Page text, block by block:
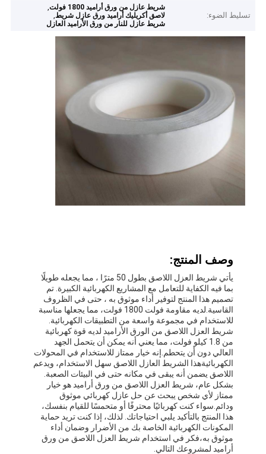
تسليط الضوء:
شريط عازل من ورق أراميد 1800 فولت ,
لاصق أكريليك أراميد ورق عازل شريط,
شريط عازل للنار من ورق الأراميد العازل
وصف المنتج:
يأتي شريط العزل اللاصق بطول 50 مترًا ، مما يجعله طويلًا
بما فيه الكفاية للتعامل مع المشاريع الكهربائية الكبيرة. تم
تصميم هذا المنتج لتوفير أداء موثوق به ، حتى في الظروف
القاسية.لديه مقاومة فولت 1800 فولت، مما يجعلها مناسبة
للاستخدام في مجموعة واسعة من التطبيقات الكهربائية.
شريط العزل اللاصق من الورق الأراميد لديه قوة كهربائية
من 1.8 كيلو فولت، مما يعني أنه يمكن أن يتحمل الجهد
العالي دون أن يتحطم.إنه خيار ممتاز للاستخدام في المحولات
الكهربائيةهذا الشريط العازل اللاصق سهل الاستخدام، ويدعم
اللاصق يضمن أنه يبقى في مكانه حتى في البيئات الصعبة.
بشكل عام، شريط العزل اللاصق من ورق أراميد هو خيار
ممتاز لأي شخص يبحث عن حل عازل كهربائي موثوق
ودائم.سواء كنت كهربائيًا محترفًا أو متحمسًا للقيام بنفسك،
هذا المنتج بالتأكيد يلبي احتياجاتك. لذلك، إذا كنت تريد حماية
المكونات الكهربائية الخاصة بك من الأضرار وضمان أداء
موثوق به،فكر في استخدام شريط العزل اللاصق من ورق
أراميد لمشروعك التالي.